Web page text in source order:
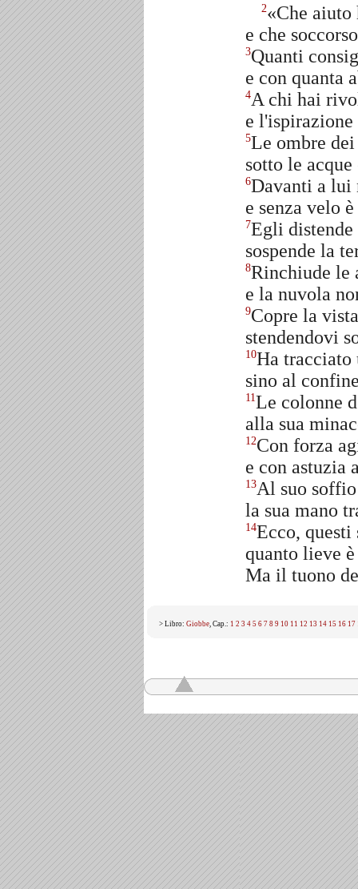
2«Che aiuto
e che
3Quanti
e con quanta
4A chi hai
e
5Le ombre
sotto le
6Davanti a lui
e senza velo
7Egli
sospende la
8Rinchiude le
e la nuvola
9Copre la
stendendovi
10Ha tracciato
sino al
11Le colonne
alla sua
12Con forza
e con astuzia
13Al suo
la sua mano
14Ecco, questi
quanto lieve
Ma il tuono
> Libro: Giobbe, Cap.: 1 2 3 4 5 6 7 8 9 10 11 12 13 14 15 16 17